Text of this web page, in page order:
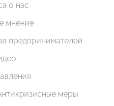
о нас
мнение
предпринимателей
меры